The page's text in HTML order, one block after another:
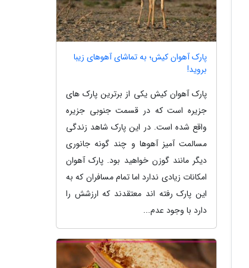
پارک آهوان کیش؛ به تماشای آهوهای زیبا
بروید!
پارک آهوان کیش یکی از برترین پارک های
جزیره است که در قسمت جنوبی جزیره
واقع شده است. در این پارک شاهد زندگی
مسالمت آمیز آهوها و چند گونه جانوری
دیگر مانند گوزن خواهید بود. پارک آهوان
امکانات زیادی ندارد اما تمام مسافران که به
این پارک رفته اند معتقدند که ارزشش را
دارد با وجود عدم...